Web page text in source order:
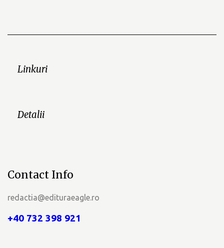
Linkuri
Detalii
Contact Info
redactia@edituraeagle.ro
+40 732 398 921